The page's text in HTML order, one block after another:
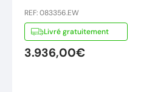
REF: 083356.EW
Livré gratuitement
3.936,00€